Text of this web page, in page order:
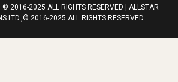
2016-2025 ALL RIGHTS RESERVED | ALLSTAR
LTD.,© 2016-2025 ALL RIGHTS RESERVED